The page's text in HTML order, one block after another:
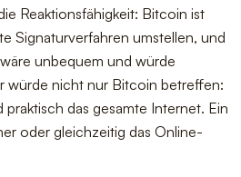
Reaktionsfähigkeit: Bitcoin ist
Signaturverfahren umstellen, und
unbequem und würde
würde nicht nur Bitcoin betreffen:
das gesamte Internet. Ein
oder gleichzeitig das Online-